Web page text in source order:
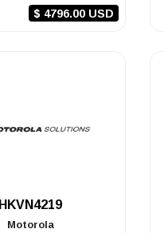
$ 4796.00 USD
HKVN4219
Motorola